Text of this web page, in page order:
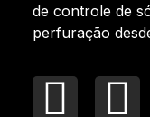
de controle de
perfuração